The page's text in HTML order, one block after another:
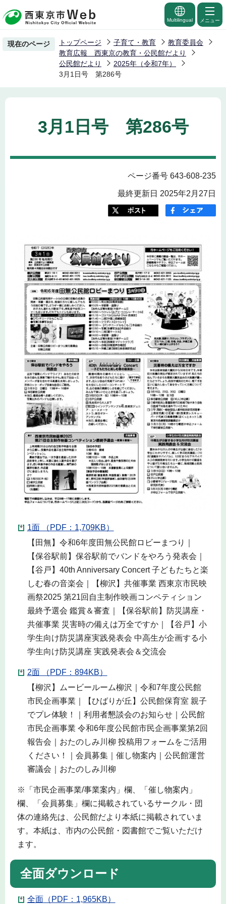
の
ー
先
頭
Multilingual メニュー
現在のページ トップページ 子育て・教育
教育委員会
教育広報 西東京の教育・公民館だより
公民館だより
2025年（令和7年）
3月1日号 第286号
3月1日号 第286号
ページ番号 643-608-235
最終更新日 2025年2月27日
1面 （PDF：1,709KB）
【田無】令和6年度田無公民館ロビーまつり｜
【保谷駅前】保谷駅前でバンドをやろう発表会｜
【谷戸】40th Anniversary Concert 子どもたちと楽
しむ春の音楽会｜【柳沢】共催事業 西東京市民映
画祭2025 第21回自主制作映画コンペティション
最終予選会 鑑賞＆審査｜【保谷駅前】防災講座・
共催事業 災害時の備えは万全ですか｜【谷戸】小
学生向け防災講座実践発表会 中高生が企画する小
学生向け防災講座 実践発表会＆交流会
2面 （PDF：894KB）
【柳沢】ムービールーム柳沢｜令和7年度公民館
市民企画事業｜【ひばりが丘】公民館保育室 親子
でプレ体験！｜利用者懇談会のお知らせ｜公民館
市民企画事業 令和6年度公民館市民企画事業第2回
報告会｜おたのしみ川柳 投稿用フォームをご活用
ください！｜会員募集｜催し物案内｜公民館運営
審議会｜おたのしみ川柳
※「市民企画事業/事業案内」欄、「催し物案内」
欄、「会員募集」欄に掲載されているサークル・団
体の連絡先は、公民館だより本紙に掲載されていま
す。本紙は、市内の公民館・図書館でご覧いただけ
ます。
全面ダウンロード
全面（PDF：1,965KB）